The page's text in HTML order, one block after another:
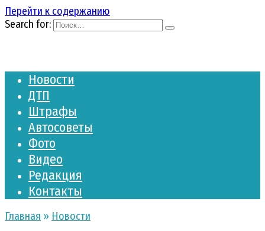
Перейти к содержанию
Search for:
Новости
ДТП
Штрафы
Автосоветы
Фото
Видео
Редакция
Контакты
Главная » Новости